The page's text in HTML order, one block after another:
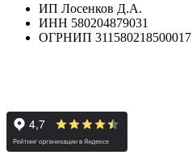
ИП Лосенков Д.А.
ИНН 580204879031
ОГРНИП 311580218500017